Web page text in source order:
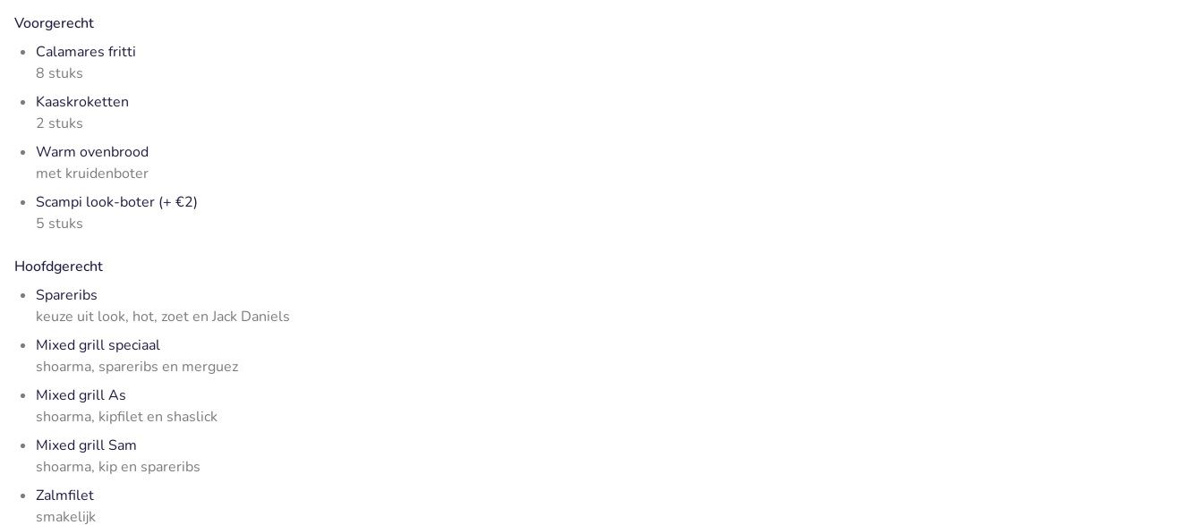
Voorgerecht
Calamares fritti
8 stuks
Kaaskroketten
2 stuks
Warm ovenbrood
met kruidenboter
Scampi look-boter (+ €2)
5 stuks
Hoofdgerecht
Spareribs
keuze uit look, hot, zoet en Jack Daniels
Mixed grill speciaal
shoarma, spareribs en merguez
Mixed grill As
shoarma, kipfilet en shaslick
Mixed grill Sam
shoarma, kip en spareribs
Zalmfilet
smakelijk